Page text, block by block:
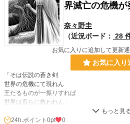
界滅亡の危機が
奈々野圭
（近況ボード： 28
お気に入りに追加して更新
お気に入り
「そは伝説の蒼き剣
世界の危機にて現れん
王たるものが一振りすれば
世界は直ちに救われん」
グレイセスのハイキルディア大陸にあるラプ
24h.ポイント 0pt
0